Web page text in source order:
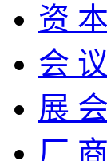
资 本
会 议
展 会
厂 商